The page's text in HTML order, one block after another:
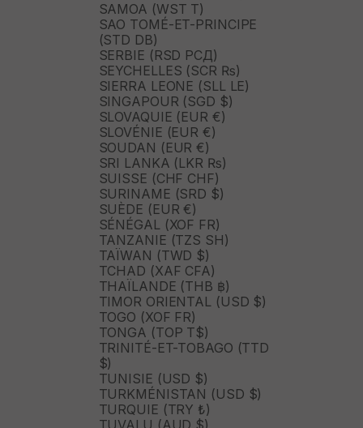
SAMOA (WST T)
SAO TOMÉ-ET-PRINCIPE
(STD DB)
SERBIE (RSD РСД)
SEYCHELLES (SCR ₨)
SIERRA LEONE (SLL LE)
SINGAPOUR (SGD $)
SLOVAQUIE (EUR €)
SLOVÉNIE (EUR €)
SOUDAN (EUR €)
SRI LANKA (LKR ₨)
SUISSE (CHF CHF)
SURINAME (SRD $)
SUÈDE (EUR €)
SÉNÉGAL (XOF FR)
TANZANIE (TZS SH)
TAÏWAN (TWD $)
TCHAD (XAF CFA)
THAÏLANDE (THB ฿)
TIMOR ORIENTAL (USD $)
TOGO (XOF FR)
TONGA (TOP T$)
TRINITÉ-ET-TOBAGO (TTD
$)
TUNISIE (USD $)
TURKMÉNISTAN (USD $)
TURQUIE (TRY ₺)